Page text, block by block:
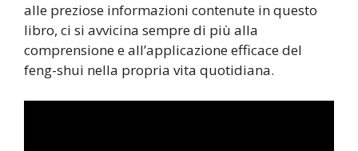
alle preziose informazioni contenute in questo
libro, ci si avvicina sempre di più alla
comprensione e all’applicazione efficace del
feng-shui nella propria vita quotidiana.